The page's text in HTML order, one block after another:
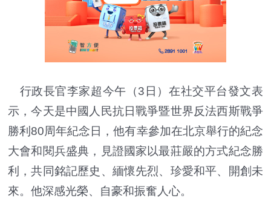
行政長官李家超今午（3日）在社交平台發文表
示，今天是中國人民抗日戰爭暨世界反法西斯戰爭
勝利80周年紀念日，他有幸參加在北京舉行的紀念
大會和閱兵盛典，見證國家以最莊嚴的方式紀念勝
利，共同銘記歷史、緬懷先烈、珍愛和平、開創未
來。他深感光榮、自豪和振奮人心。